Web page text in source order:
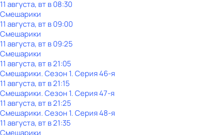
11 августа, вт в 08:30
Смешарики
11 августа, вт в 09:00
Смешарики
11 августа, вт в 09:25
Смешарики
11 августа, вт в 21:05
Смешарики. Сезон 1. Серия 46-я
11 августа, вт в 21:15
Смешарики. Сезон 1. Серия 47-я
11 августа, вт в 21:25
Смешарики. Сезон 1. Серия 48-я
11 августа, вт в 21:35
Смешарики